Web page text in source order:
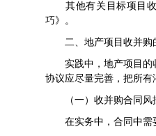
其他有关目标项目收
巧》。
二、地产项目收并购
实践中，地产项目的收
协议应尽量完善，把所
（一）收并购合同风
在实务中，合同中需